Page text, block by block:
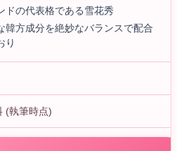
ドの代表格である雪花秀
韓方成分を絶妙なバランスで配合
り
(執筆時点)